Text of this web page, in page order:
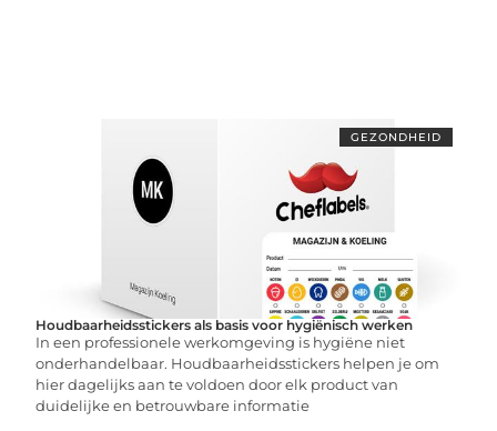
GEZONDHEID
Houdbaarheidsstickers als basis voor hygiënisch werken
In een professionele werkomgeving is hygiëne niet
onderhandelbaar. Houdbaarheidsstickers helpen je om
hier dagelijks aan te voldoen door elk product van
duidelijke en betrouwbare informatie